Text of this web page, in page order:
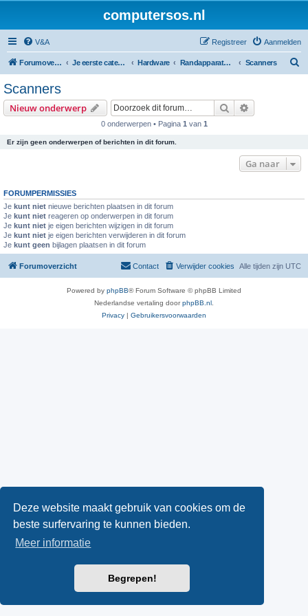
Deze website maakt gebruik van cookies om de
beste surfervaring te kunnen bieden.
Meer informatie
Begrepen!
computersos.nl
V&A Aanmelden
Registreer
Forumoverzicht Je eerste categorie Hardware Randapparatuur Scanners
Scanners
Nieuw onderwerp Zoek
0 onderwerpen • Pagina 1 van 1
Er zijn geen onderwerpen of berichten in dit forum.
Ga naar
FORUMPERMISSIES
Je kunt niet nieuwe berichten plaatsen in dit forum
Je kunt niet reageren op onderwerpen in dit forum
Je kunt niet je eigen berichten wijzigen in dit forum
Je kunt niet je eigen berichten verwijderen in dit forum
Je kunt geen bijlagen plaatsen in dit forum
Forumoverzicht Alle tijden zijn UTC
Verwijder cookies
Contact
Powered by phpBB® Forum Software © phpBB Limited
Nederlandse vertaling doorphpBB.nl
Privacy | Gebruikersvoorwaarden